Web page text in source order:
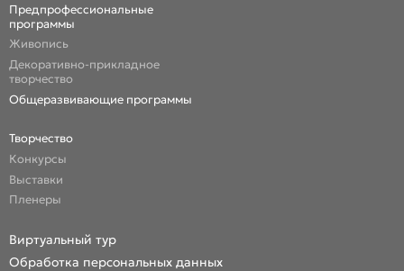
Предпрофессиональные
программы
Живопись
Декоративно-прикладное
творчество
Общеразвивающие программы
Творчество
Конкурсы
Выставки
Пленеры
Виртуальный тур
Обработка персональных данных